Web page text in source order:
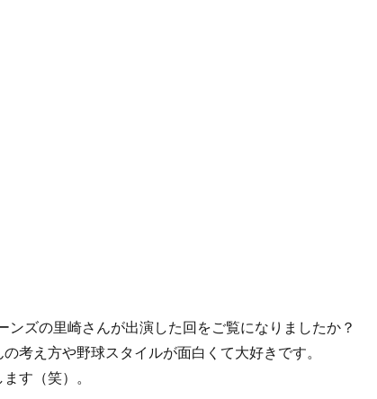
ズの里崎さんが出演した回をご覧になりましたか？
考え方や野球スタイルが面白くて大好きです。
す（笑）。